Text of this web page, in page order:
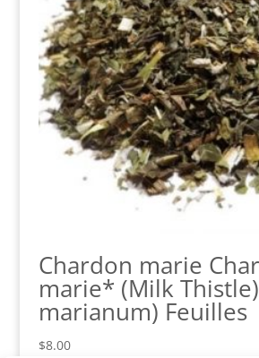
Chardon marie
marie* (Milk
marianum) Feuilles
$8.00